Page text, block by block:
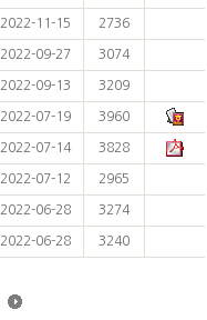
2022-11-15 2736
2022-09-27 3074
2022-09-13 3209
2022-07-19 3960
2022-07-14 3828
2022-07-12 2965
2022-06-28 3274
2022-06-28 3240